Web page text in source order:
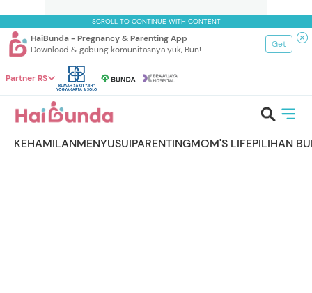
SCROLL TO CONTINUE WITH CONTENT
HaiBunda - Pregnancy & Parenting App
Download & gabung komunitasnya yuk, Bun!
Get
Partner RS
KEHAMILANMENYUSUIPARENTINGMOM'S LIFEPILIHAN